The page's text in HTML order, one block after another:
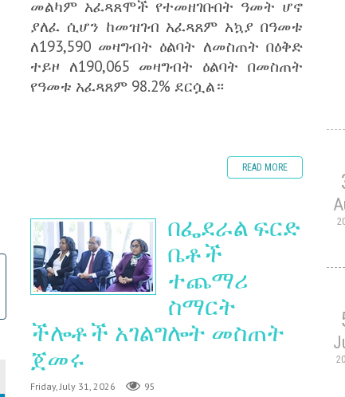
መልካም አፈጻጸሞች የተመዘገቡበት ዓመት ሆኖ
ያለፈ ሲሆን ከመዝገብ አፈጻጸም አኳያ በዓመቱ
ለ193,590 መዛግብት ዕልባት ለመስጠት በዕቅድ
ተይዞ ለ190,065 መዛግብት ዕልባት በመስጠት
የዓመቱ አፈጻጸም 98.2% ደርሷል።
READ MORE
በፌደራል ፍርድ
ቤቶች
ተጨማሪ
ስማርት
ችሎቶች አገልግሎት መስጠት
ጀመሩ
Friday, July 31, 2026 95